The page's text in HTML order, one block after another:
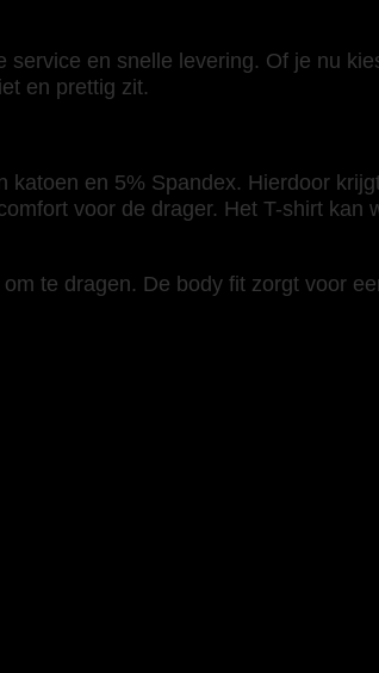
en snelle levering. Of je nu
en prettig zit.
en 5% Spandex. Hierdoor
voor de drager. Het T-shirt kan
te dragen. De body fit zorgt voor